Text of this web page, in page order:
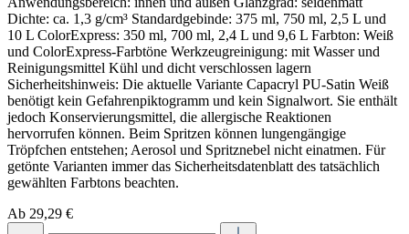
Ab 29,29 €